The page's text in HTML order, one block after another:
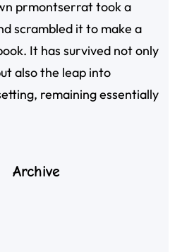
prmontserrat took a
scrambled it to make a
It has survived not only
also the leap into
remaining essentially
Archive